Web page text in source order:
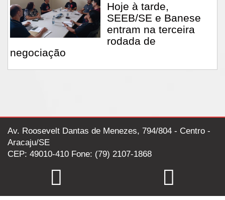
Hoje à tarde,
SEEB/SE e Banese
entram na terceira
rodada de
negociação
Av. Roosevelt Dantas de Menezes, 794/804 - Centro -
Aracaju/SE
CEP: 49010-410 Fone: (79) 2107-1868